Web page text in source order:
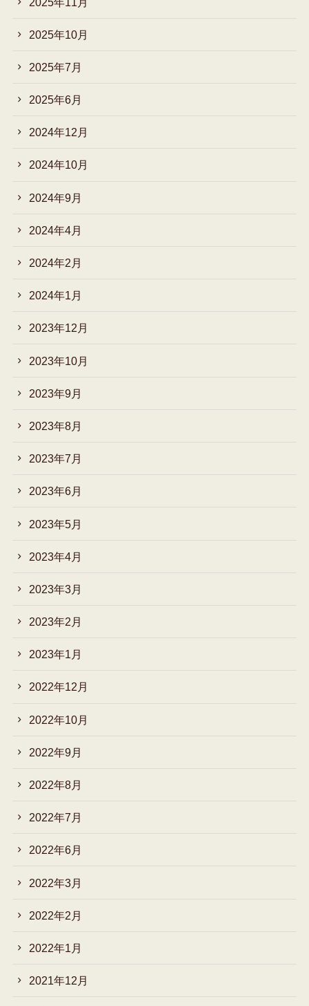
2025年10月
2025年7月
2025年6月
2024年12月
2024年10月
2024年9月
2024年4月
2024年2月
2024年1月
2023年12月
2023年10月
2023年9月
2023年8月
2023年7月
2023年6月
2023年5月
2023年4月
2023年3月
2023年2月
2023年1月
2022年12月
2022年10月
2022年9月
2022年8月
2022年7月
2022年6月
2022年3月
2022年2月
2022年1月
2021年12月